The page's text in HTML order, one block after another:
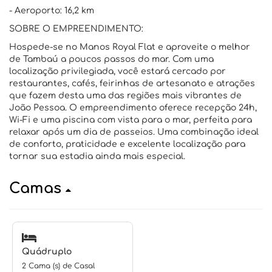
- Aeroporto: 16,2 km
SOBRE O EMPREENDIMENTO:
Hospede-se no Manos Royal Flat e aproveite o melhor
de Tambaú a poucos passos do mar. Com uma
localização privilegiada, você estará cercado por
restaurantes, cafés, feirinhas de artesanato e atrações
que fazem desta uma das regiões mais vibrantes de
João Pessoa. O empreendimento oferece recepção 24h,
Wi-Fi e uma piscina com vista para o mar, perfeita para
relaxar após um dia de passeios. Uma combinação ideal
de conforto, praticidade e excelente localização para
tornar sua estadia ainda mais especial.
Camas
Quádruplo
2 Cama (s) de Casal